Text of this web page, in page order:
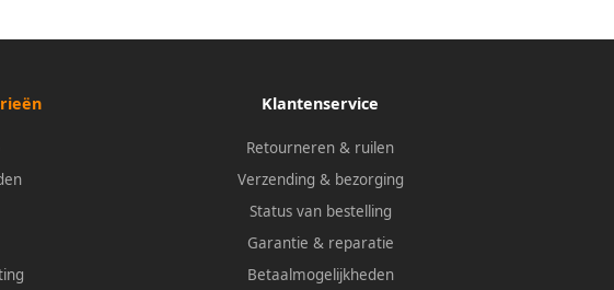
Klantenservice
Retourneren & ruilen
Verzending & bezorging
Status van bestelling
Garantie & reparatie
Betaalmogelijkheden